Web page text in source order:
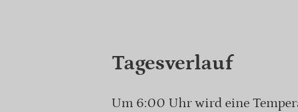
Tagesverlauf
Um 6:00 Uhr wird eine